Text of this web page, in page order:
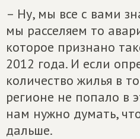
– Ну, мы все с вами
мы расселяем то
которое признано
2012 года. И если
количество жилья в
регионе не попало в
нам нужно думать,
дальше.